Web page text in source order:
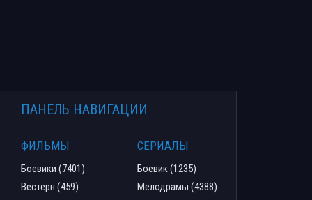
ПАНЕЛЬ НАВИГАЦИИ
ФИЛЬМЫ
Боевики (7401)
Вестерн (459)
СЕРИАЛЫ
Боевик (1235)
Мелодрамы (4388)